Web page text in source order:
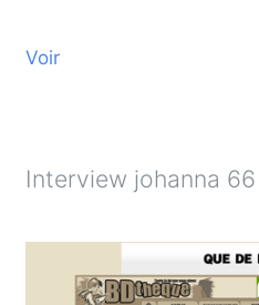
Voir
Interview johanna